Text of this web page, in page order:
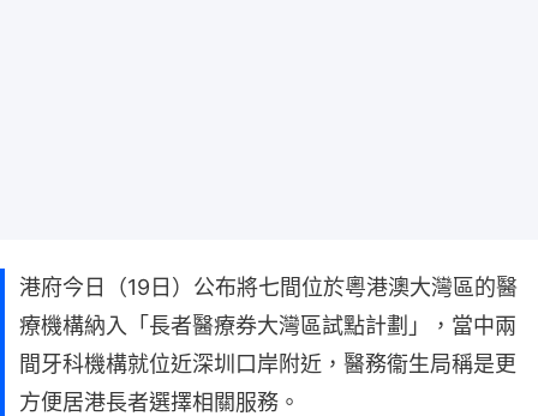
港府今日（19日）公布將七間位於粵港澳大灣區的醫
療機構納入「長者醫療券大灣區試點計劃」，當中兩
間牙科機構就位近深圳口岸附近，醫務衞生局稱是更
方便居港長者選擇相關服務。